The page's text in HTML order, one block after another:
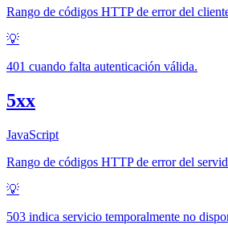
Rango de códigos HTTP de error del
💡
401 cuando falta autenticación válida.
5xx
JavaScript
Rango de códigos HTTP de error del
💡
503 indica servicio temporalmente no